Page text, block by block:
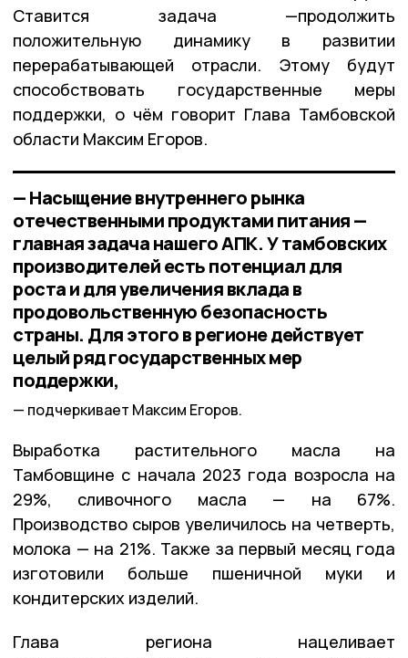
Ставится задача —продолжить
положительную динамику в развитии
перерабатывающей отрасли. Этому будут
способствовать государственные меры
поддержки, о чём говорит Глава Тамбовской
области Максим Егоров.
— Насыщение внутреннего рынка
отечественными продуктами питания —
главная задача нашего АПК. У тамбовских
производителей есть потенциал для
роста и для увеличения вклада в
продовольственную безопасность
страны. Для этого в регионе действует
целый ряд государственных мер
поддержки,
подчеркивает Максим Егоров.
Выработка растительного масла на
Тамбовщине с начала 2023 года возросла на
29%, сливочного масла — на 67%.
Производство сыров увеличилось на четверть,
молока — на 21%. Также за первый месяц года
изготовили больше пшеничной муки и
кондитерских изделий.
Глава региона нацеливает